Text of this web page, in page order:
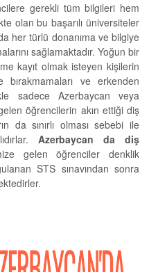
gerekli tüm bilgileri hem
olan bu başarılı üniversiteler
her türlü donanıma ve bilgiye
sağlamaktadır. Yoğun bir
kayıt olmak isteyen kişilerin
bırakmamaları ve erkenden
sadece Azerbaycan veya
öğrencilerin akın ettiği diş
da sınırlı olması sebebi ile
Azerbaycan da diş
gelen öğrenciler denklik
STS sınavından sonra